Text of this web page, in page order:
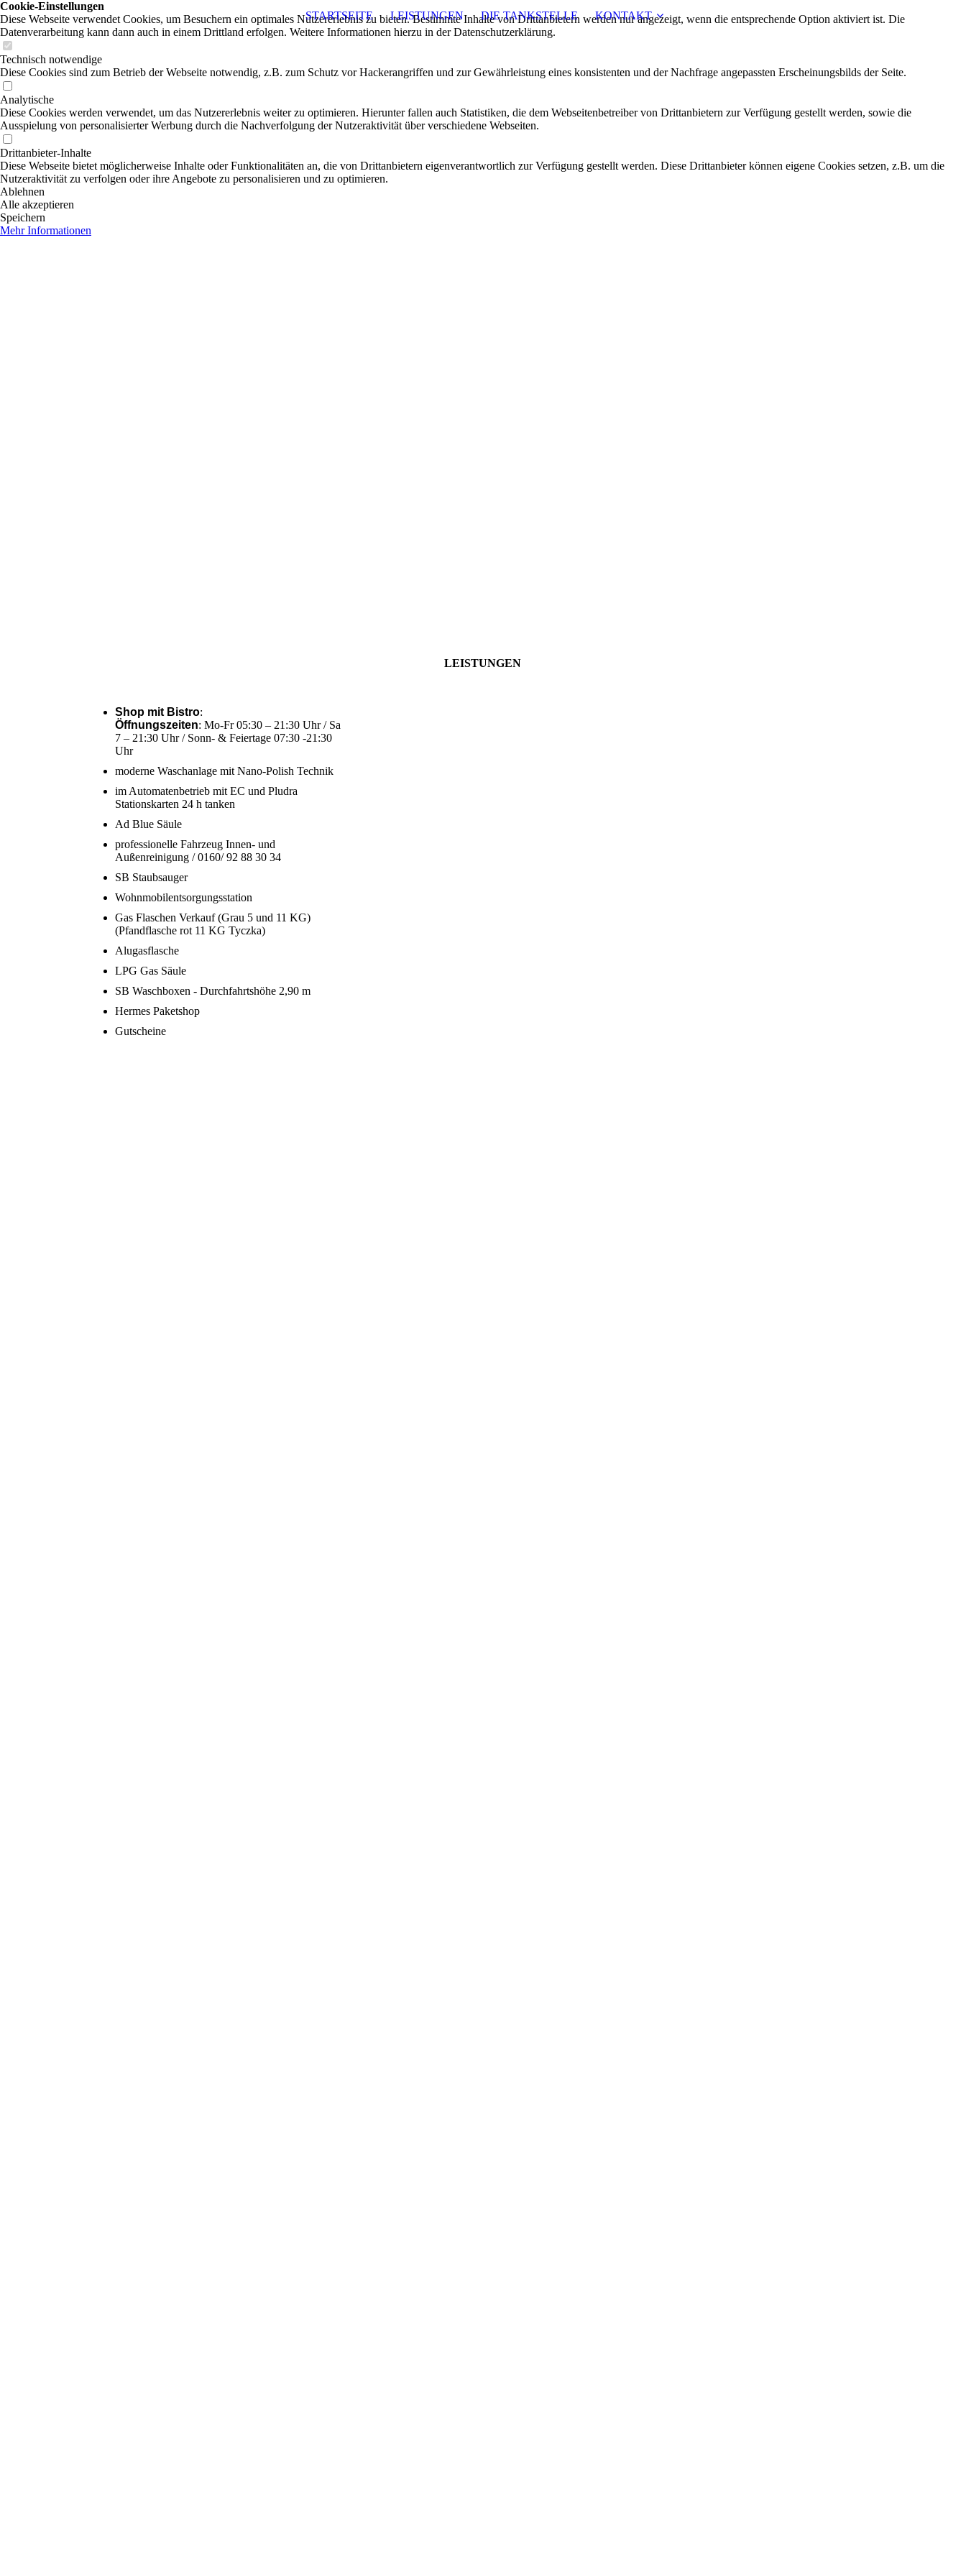
STARTSEITE LEISTUNGEN DIE TANKSTELLE KONTAKT
LEISTUNGEN
Shop mit Bistro:
Öffnungszeiten: Mo-Fr 05:30 – 21:30 Uhr / Sa
7 – 21:30 Uhr / Sonn- & Feiertage 07:30 -21:30
Uhr
moderne Waschanlage mit Nano-Polish Technik
im Automatenbetrieb mit EC und Pludra
Stationskarten 24 h tanken
Ad Blue Säule
professionelle Fahrzeug Innen- und
Außenreinigung / 0160/ 92 88 30 34
SB Staubsauger
Wohnmobilentsorgungsstation
Gas Flaschen Verkauf (Grau 5 und 11 KG)
(Pfandflasche rot 11 KG Tyczka)
Alugasflasche
LPG Gas Säule
SB Waschboxen - Durchfahrtshöhe 2,90 m
Hermes Paketshop
Gutscheine
Cookie-Einstellungen
Diese Webseite verwendet Cookies, um Besuchern ein optimales Nutzererlebnis zu bieten. Bestimmte Inhalte von Drittanbietern werden nur angezeigt, wenn die entsprechende Option aktiviert ist. Die
Datenverarbeitung kann dann auch in einem Drittland erfolgen. Weitere Informationen hierzu in der Datenschutzerklärung.
Technisch notwendige
Diese Cookies sind zum Betrieb der Webseite notwendig, z.B. zum Schutz vor Hackerangriffen und zur Gewährleistung eines konsistenten und der Nachfrage angepassten Erscheinungsbilds der Seite.
Analytische
Diese Cookies werden verwendet, um das Nutzererlebnis weiter zu optimieren. Hierunter fallen auch Statistiken, die dem Webseitenbetreiber von Drittanbietern zur Verfügung gestellt werden, sowie die
Ausspielung von personalisierter Werbung durch die Nachverfolgung der Nutzeraktivität über verschiedene Webseiten.
Drittanbieter-Inhalte
Diese Webseite bietet möglicherweise Inhalte oder Funktionalitäten an, die von Drittanbietern eigenverantwortlich zur Verfügung gestellt werden. Diese Drittanbieter können eigene Cookies setzen, z.B. um die
Nutzeraktivität zu verfolgen oder ihre Angebote zu personalisieren und zu optimieren.
Ablehnen
Alle akzeptieren
Speichern
Mehr Informationen